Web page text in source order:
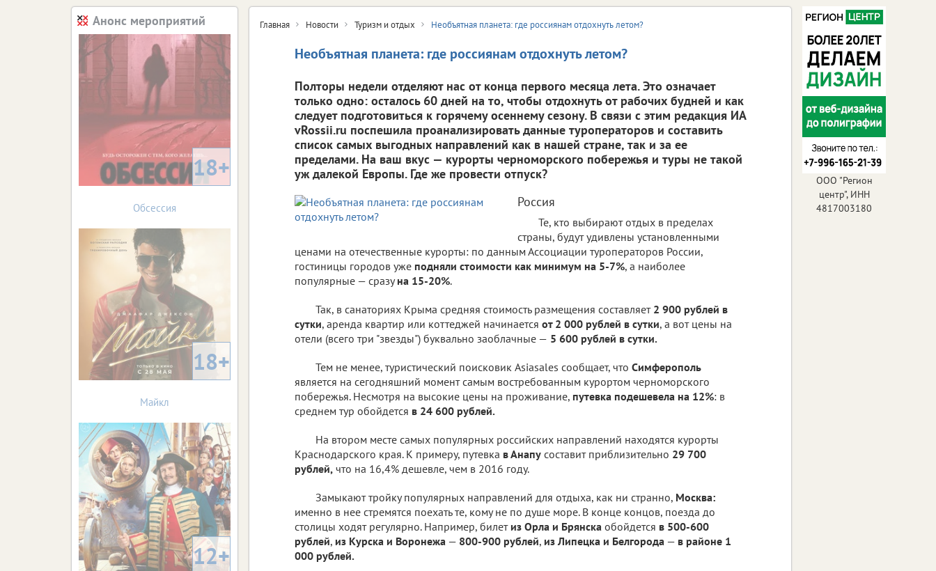
Главная Новости Туризм и отдых Необъятная планета: где россиянам отдохнуть летом?
Необъятная планета: где россиянам отдохнуть летом?
Полторы недели отделяют нас от конца первого месяца лета. Это означает
только одно: осталось 60 дней на то, чтобы отдохнуть от рабочих будней и как
следует подготовиться к горячему осеннему сезону. В связи с этим редакция ИА
vRossii.ru поспешила проанализировать данные туроператоров и составить
список самых выгодных направлений как в нашей стране, так и за ее
пределами. На ваш вкус — курорты черноморского побережья и туры не такой
уж далекой Европы. Где же провести отпуск?
Россия
Те, кто выбирают отдых в пределах
страны, будут удивлены установленными
ценами на отечественные курорты: по данным Ассоциации туроператоров России,
гостиницы городов уже подняли стоимости как минимум на 5-7%, а наиболее
популярные — сразуна 15-20%.
Так, в санаториях Крыма средняя стоимость размещения составляет 2 900 рублей в
сутки, аренда квартир или коттеджей начинается от 2 000 рублей в сутки, а вот цены на
отели (всего три "звезды") буквально заоблачные — 5 600 рублей в сутки.
Тем не менее, туристический поисковик Asiasales сообщает, что Симферополь
является на сегодняшний момент самым востребованным курортом черноморского
побережья. Несмотря на высокие цены на проживание, путевка подешевела на 12%: в
среднем тур обойдется в 24 600 рублей.
На втором месте самых популярных российских направлений находятся курорты
Краснодарского края. К примеру, путевка в Анапу составит приблизительно 29 700
рублей, что на 16,4% дешевле, чем в 2016 году.
Замыкают тройку популярных направлений для отдыха, как ни странно, Москва:
именно в нее стремятся поехать те, кому не по душе море. В конце концов, поезда до
столицы ходят регулярно. Например, билет из Орла и Брянска обойдется в 500-600
рублей, из Курска и Воронежа — 800-900 рублей, из Липецка и Белгорода — в районе 1
000 рублей.
Анонс мероприятий
18+
Обсессия
18+
Майкл
12+
ООО "Регион
центр", ИНН
4817003180